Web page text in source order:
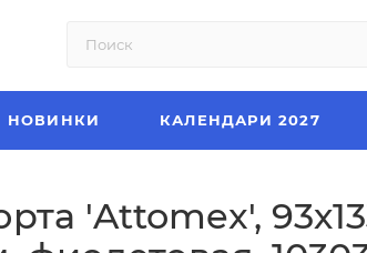
НОВИНКИ КАЛЕНДАРИ 2027
'Attomex',